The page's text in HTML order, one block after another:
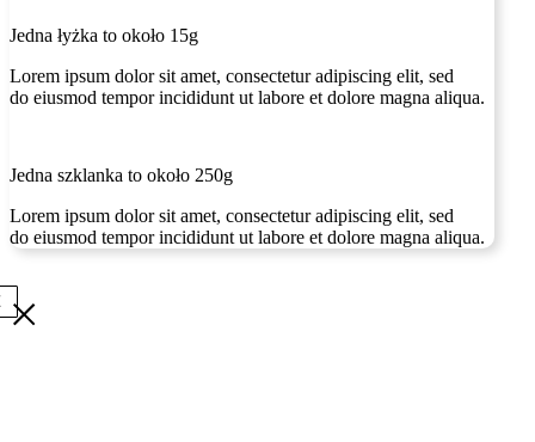
Jedna łyżka to około 15g
Lorem ipsum dolor sit amet, consectetur adipiscing elit, sed
do eiusmod tempor incididunt ut labore et dolore magna aliqua.
Jedna szklanka to około 250g
Lorem ipsum dolor sit amet, consectetur adipiscing elit, sed
do eiusmod tempor incididunt ut labore et dolore magna aliqua.